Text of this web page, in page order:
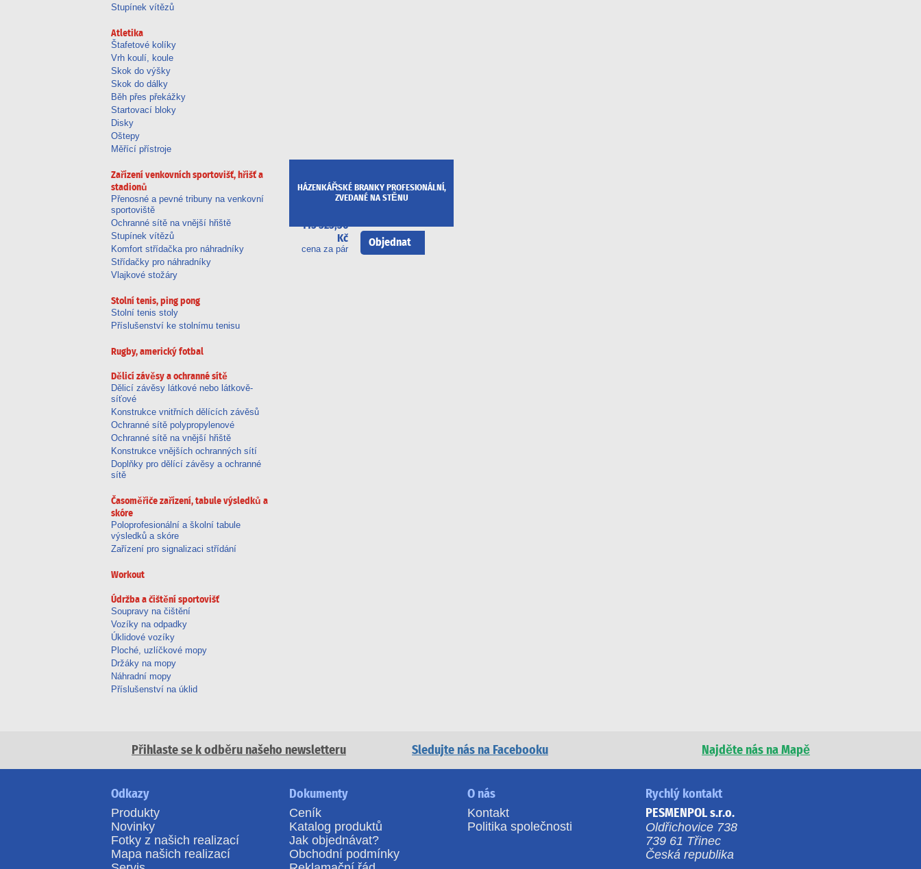
Stupínek vítězů
Atletika
Štafetové kolíky
Vrh koulí, koule
Skok do výšky
Skok do dálky
Běh přes překážky
Startovací bloky
Disky
Oštepy
Měřící přístroje
Zařízení venkovních sportovišť, hřišť a
stadionů
Přenosné a pevné tribuny na venkovní
sportoviště
Ochranné sítě na vnější hřiště
Stupínek vítězů
Komfort střídačka pro náhradníky
Střídačky pro náhradníky
Vlajkové stožáry
Stolní tenis, ping pong
Stolní tenis stoly
Příslušenství ke stolnímu tenisu
Rugby, americký fotbal
Dělicí závěsy a ochranné sítě
Dělicí závěsy látkové nebo látkově-
síťové
Konstrukce vnitřních dělících závěsů
Ochranné sítě polypropylenové
Ochranné sítě na vnější hřiště
Konstrukce vnějších ochranných sítí
Doplňky pro dělící závěsy a ochranné
sítě
Časoměřiče zařízení, tabule výsledků a
skóre
Poloprofesionální a školní tabule
výsledků a skóre
Zařízení pro signalizaci střídání
Workout
Údržba a čištění sportovišť
Soupravy na čištění
Vozíky na odpadky
Úklidové vozíky
Ploché, uzlíčkové mopy
Držáky na mopy
Náhradní mopy
Příslušenství na úklid
HÁZENKÁŘSKÉ BRANKY PROFESIONÁLNÍ,
ZVEDANÉ NA STĚNU
115 525,36
Kč
cena za pár
Objednat
Přihlaste se k odběru našeho newsletteru Sledujte nás na Facebooku Najděte nás na Mapě
Odkazy
Produkty
Novinky
Fotky z našich realizací
Mapa našich realizací
Dokumenty
Ceník
Katalog produktů
Jak objednávat?
Obchodní podmínky
O nás
Kontakt
Politika společnosti
Rychlý kontakt
PESMENPOL s.r.o.
Oldřichovice 738
739 61 Třinec
Česká republika